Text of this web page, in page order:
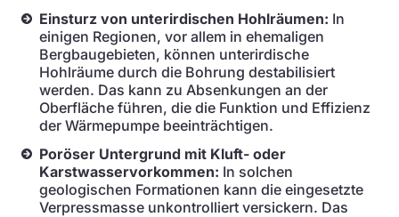
Einsturz von unterirdischen Hohlräumen: In
einigen Regionen, vor allem in ehemaligen
Bergbaugebieten, können unterirdische
Hohlräume durch die Bohrung destabilisiert
werden. Das kann zu Absenkungen an der
Oberfläche führen, die die Funktion und Effizienz
der Wärmepumpe beeinträchtigen.
Poröser Untergrund mit Kluft- oder
Karstwasservorkommen: In solchen
geologischen Formationen kann die eingesetzte
Verpressmasse unkontrolliert versickern. Das